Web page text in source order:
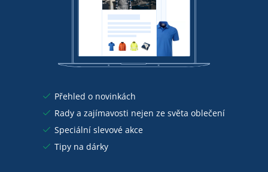
Přehled o novinkách
Rady a zajímavosti nejen ze světa oblečení
Speciální slevové akce
Tipy na dárky